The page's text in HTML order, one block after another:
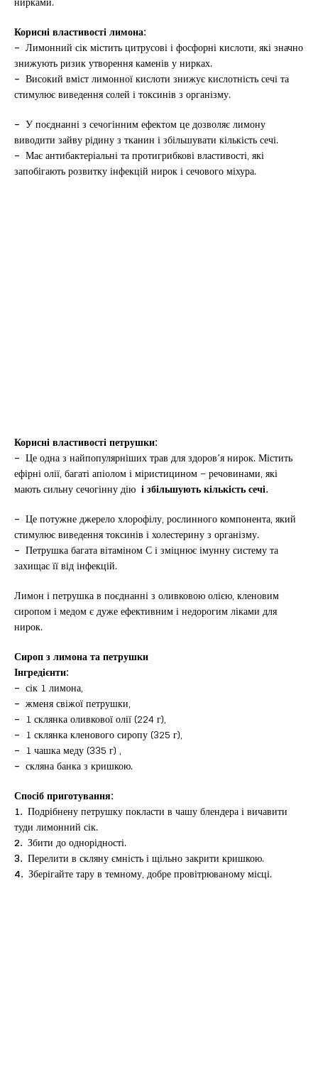
Корисні властивості лимона:
– Лимонний сік містить цитрусові і фосфорні кислоти, які значно
знижують ризик утворення каменів у нирках.
– Високий вміст лимонної кислоти знижує кислотність сечі та
стимулює виведення солей і токсинів з організму.
– У поєднанні з сечогінним ефектом це дозволяє лимону
виводити зайву рідину з тканин і збільшувати кількість сечі.
– Має антибактеріальні та протигрибкові властивості, які
запобігають розвитку інфекцій нирок і сечового міхура.
Корисні властивості петрушки:
– Це одна з найпопулярніших трав для здоров’я нирок. Містить
ефірні олії, багаті апіолом і міристицином – речовинами, які
мають сильну сечогінну дію і збільшують кількість сечі.
– Це потужне джерело хлорофілу, рослинного компонента, який
стимулює виведення токсинів і холестерину з організму.
– Петрушка багата вітаміном С і зміцнює імунну систему та
захищає її від інфекцій.
Лимон і петрушка в поєднанні з оливковою олією, кленовим
сиропом і медом є дуже ефективним і недорогим ліками для
нирок.
Сироп з лимона та петрушки
Інгредієнти:
– сік 1 лимона,
– жменя свіжої петрушки,
– 1 склянка оливкової олії (224 г),
– 1 склянка кленового сиропу (325 г),
– 1 чашка меду (335 г) ,
– скляна банка з кришкою.
Спосіб приготування:
1. Подрібнену петрушку покласти в чашу блендера і вичавити
туди лимонний сік.
2. Збити до однорідності.
3. Перелити в скляну ємність і щільно закрити кришкою.
4. Зберігайте тару в темному, добре провітрюваному місці.